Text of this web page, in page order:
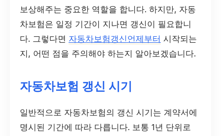
보상해주는 중요한 역할을 합니다. 하지만, 자동
차보험은 일정 기간이 지나면 갱신이 필요합니
다. 그렇다면 자동차보험갱신언제부터 시작되는
지, 어떤 점을 주의해야 하는지 알아보겠습니다.
자동차보험 갱신 시기
일반적으로 자동차보험의 갱신 시기는 계약서에
명시된 기간에 따라 다릅니다. 보통 1년 단위로